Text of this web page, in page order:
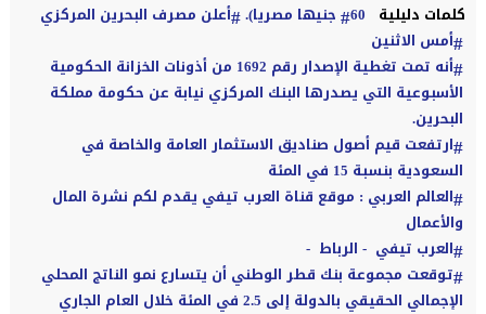
كلمات دليلية
60 جنيها مصريا).
أعلن مصرف البحرين المركزي
أمس الاثنين
أنه تمت تغطية الإصدار رقم 1692 من أذونات الخزانة الحكومية
الأسبوعية التي يصدرها البنك المركزي نيابة عن حكومة مملكة
البحرين.
ارتفعت قيم أصول صناديق الاستثمار العامة والخاصة في
السعودية بنسبة 15 في المئة
العالم العربي : موقع قناة العرب تيفي يقدم لكم نشرة المال
والأعمال
العرب تيفي - الرباط -
توقعت مجموعة بنك قطر الوطني أن يتسارع نمو الناتج المحلي
الإجمالي الحقيقي بالدولة إلى 2.5 في المئة خلال العام الجاري